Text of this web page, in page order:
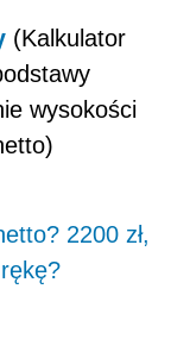
(Kalkulator
wysokości
2200 zł,